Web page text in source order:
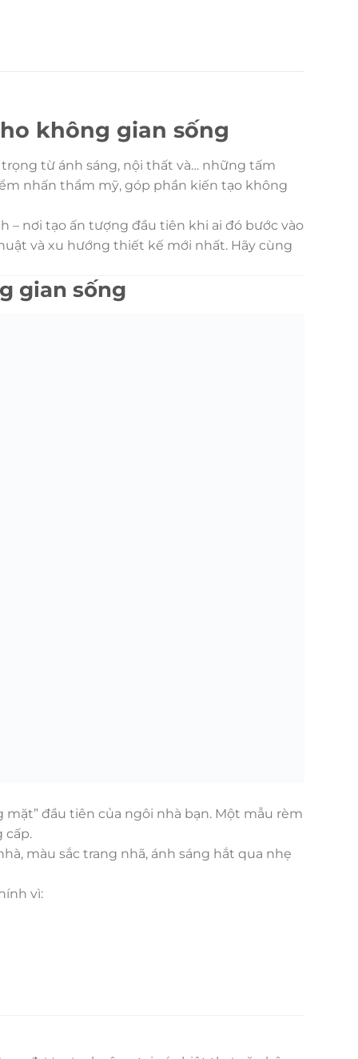
không gian sống
từ ánh sáng, nội thất và… những tấm
nhấn thẩm mỹ, góp phần kiến tạo không
– nơi tạo ấn tượng đầu tiên khi ai đó bước vào
và xu hướng thiết kế mới nhất. Hãy cùng
gian sống
đầu tiên của ngôi nhà bạn. Một mẫu rèm
cấp.
màu sắc trang nhã, ánh sáng hắt qua nhẹ
vì: